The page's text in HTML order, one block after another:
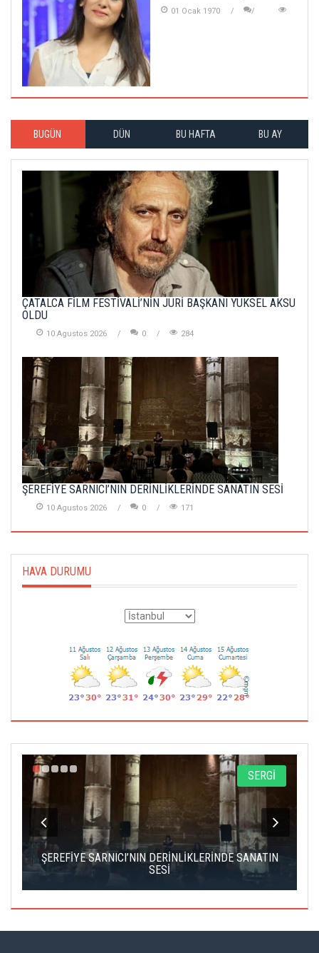
01 Ocak 1970
BUGÜN DÜN BU HAFTA BU AY
ÇATALCA FİLM FESTİVALİ’NİN JÜRİ BAŞKANI YÜKSEL AKSU
OLDU
10 Agustos 2026 0 284
ŞEREFİYE SARNICI’NIN DERİNLİKLERİNDE SANATIN SESİ
10 Agustos 2026 0 171
HAVA DURUMU
SERGİ
ŞEREFİYE SARNICI’NIN DERİNLİKLERİNDE SANATIN
SESİ